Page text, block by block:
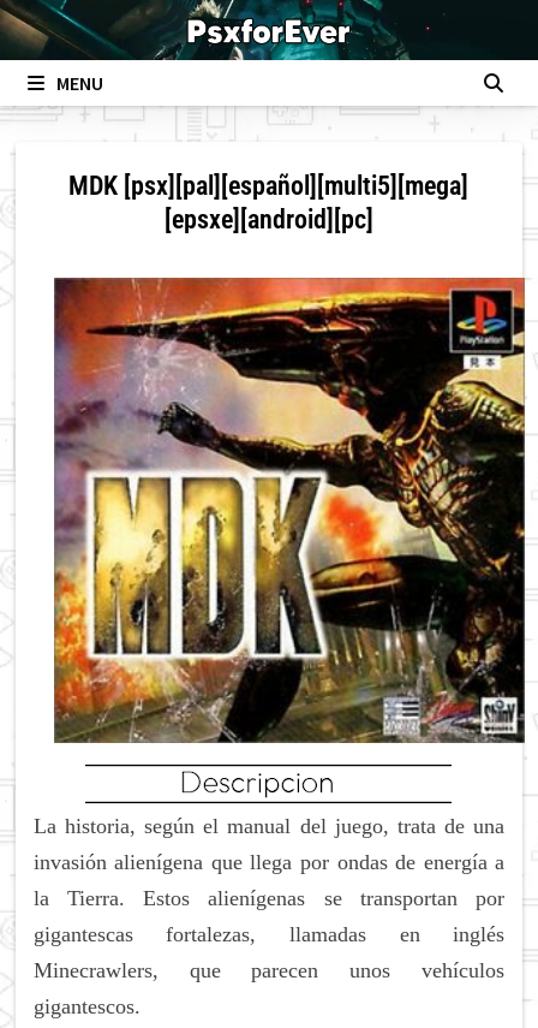
Skip
to
contentMENU
MDK [psx][pal][español][multi5][mega]
[epsxe][android][pc]
La historia, según el manual del juego, trata de una
invasión alienígena que llega por ondas de energía a
la Tierra. Estos alienígenas se transportan por
gigantescas fortalezas, llamadas en inglés
Minecrawlers, que parecen unos vehículos
gigantescos.